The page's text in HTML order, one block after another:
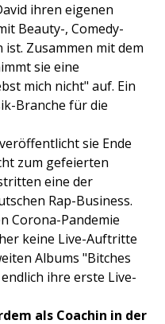
ihren eigenen
Beauty-, Comedy-
Zusammen mit dem
sie eine
mich nicht" auf. Ein
Branche für die
sie Ende
zum gefeierten
eine der
Rap-Business.
Corona-Pandemie
keine Live-Auftritte
Albums "Bitches
ihre erste Live-
als Coachin in der